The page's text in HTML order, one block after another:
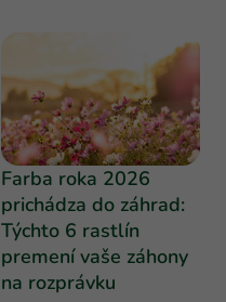
Farba roka 2026
prichádza do záhrad:
Týchto 6 rastlín
premení vaše záhony
na rozprávku